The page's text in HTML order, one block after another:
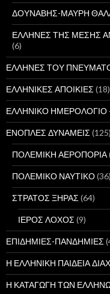
ΔΟΥΝΑΒΗΣ-ΜΑΥΡΗ
ΕΛΛΗΝΕΣ ΤΗΣ ΜΕΣΗΣ
(6)
ΕΛΛΗΝΕΣ ΤΟΥ
ΕΛΛΗΝΙΚΕΣ ΑΠΟΙΚΙΕΣ (18)
ΕΛΛΗΝΙΚΟ ΗΜΕΡΟΛΟΓΙΟ
ΕΝΟΠΛΕΣ ΔΥΝΑΜΕΙΣ (125)
ΠΟΛΕΜΙΚΗ ΑΕΡΟΠΟΡΙΑ
ΠΟΛΕΜΙΚΟ ΝΑΥΤΙΚΟ(36)
ΣΤΡΑΤΟΣ ΞΗΡΑΣ (64)
ΙΕΡΟΣ ΛΟΧΟΣ (9)
ΕΠΙΔΗΜΙΕΣ-ΠΑΝΔΗΜΙΕΣ
Η ΕΛΛΗΝΙΚΗ ΠΑΙΔΕΙΑ
Η ΚΑΤΑΓΩΓΗ ΤΩΝ